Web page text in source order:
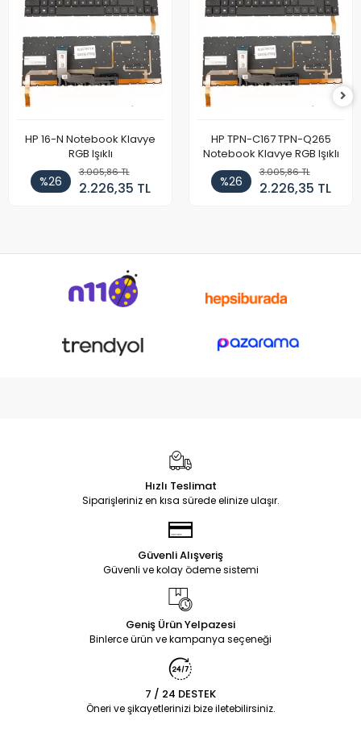
HP 16-N Notebook Klavye
RGB Işıklı
%26
3.005,86 TL
2.226,35 TL
HP TPN-C167 TPN-Q265
Notebook Klavye RGB Işıklı
%26
3.005,86 TL
2.226,35 TL
Hızlı Teslimat
Siparişleriniz en kısa sürede elinize ulaşır.
Güvenli Alışveriş
Güvenli ve kolay ödeme sistemi
Geniş Ürün Yelpazesi
Binlerce ürün ve kampanya seçeneği
7 / 24 DESTEK
Öneri ve şikayetlerinizi bize iletebilirsiniz.